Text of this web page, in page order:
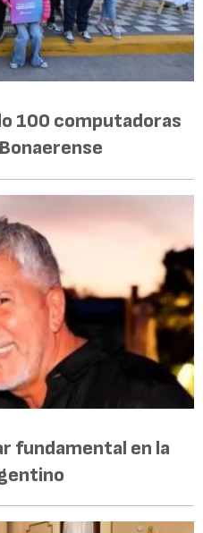
100 computadoras
fundamental en la